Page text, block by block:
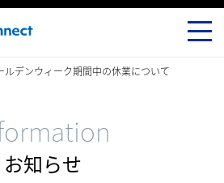
ルデンウィーク期間中の休業について
お知らせ